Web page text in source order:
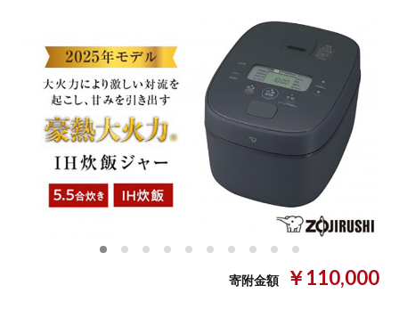
寄附金額 ￥110,000